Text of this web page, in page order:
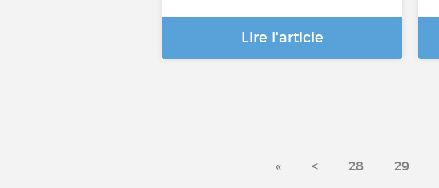
Lire l'article
« < 28 29